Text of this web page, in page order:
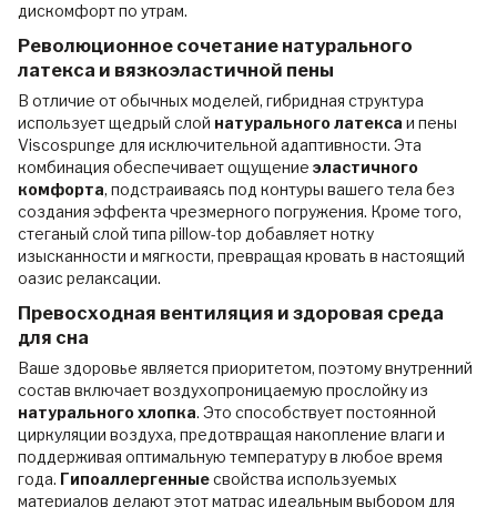
дискомфорт по утрам.
Революционное сочетание натурального
латекса и вязкоэластичной пены
В отличие от обычных моделей, гибридная структура
использует щедрый слой натурального латекса и пены
Viscospunge для исключительной адаптивности. Эта
комбинация обеспечивает ощущение эластичного
комфорта, подстраиваясь под контуры вашего тела без
создания эффекта чрезмерного погружения. Кроме того,
стеганый слой типа pillow-top добавляет нотку
изысканности и мягкости, превращая кровать в настоящий
оазис релаксации.
Превосходная вентиляция и здоровая среда
для сна
Ваше здоровье является приоритетом, поэтому внутренний
состав включает воздухопроницаемую прослойку из
натурального хлопка. Это способствует постоянной
циркуляции воздуха, предотвращая накопление влаги и
поддерживая оптимальную температуру в любое время
года. Гипоаллергенныесвойства используемых
материалов делают этот матрас идеальным выбором для